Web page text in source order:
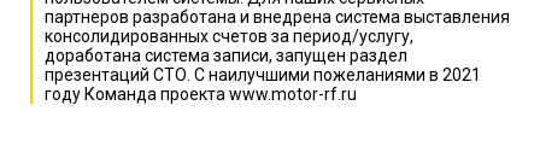
партнеров разработана и внедрена система выставления
консолидированных счетов за период/услугу,
доработана система записи, запущен раздел
презентаций СТО. С наилучшими пожеланиями в 2021
году Команда проекта www.motor-rf.ru